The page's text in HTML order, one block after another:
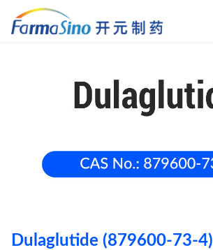
Dulaglutide (879600-73-4)